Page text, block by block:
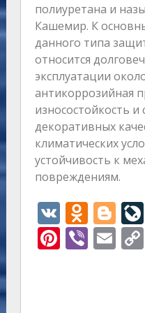
полиуретана и
Кашемир. К
данного типа
относится
эксплуатации
антикоррозийная
износостойкость и
декоративных
климатических
устойчивость к
повреждениям.
V
K
O
d
n
Bl
o
g
v
Pi Vi E C